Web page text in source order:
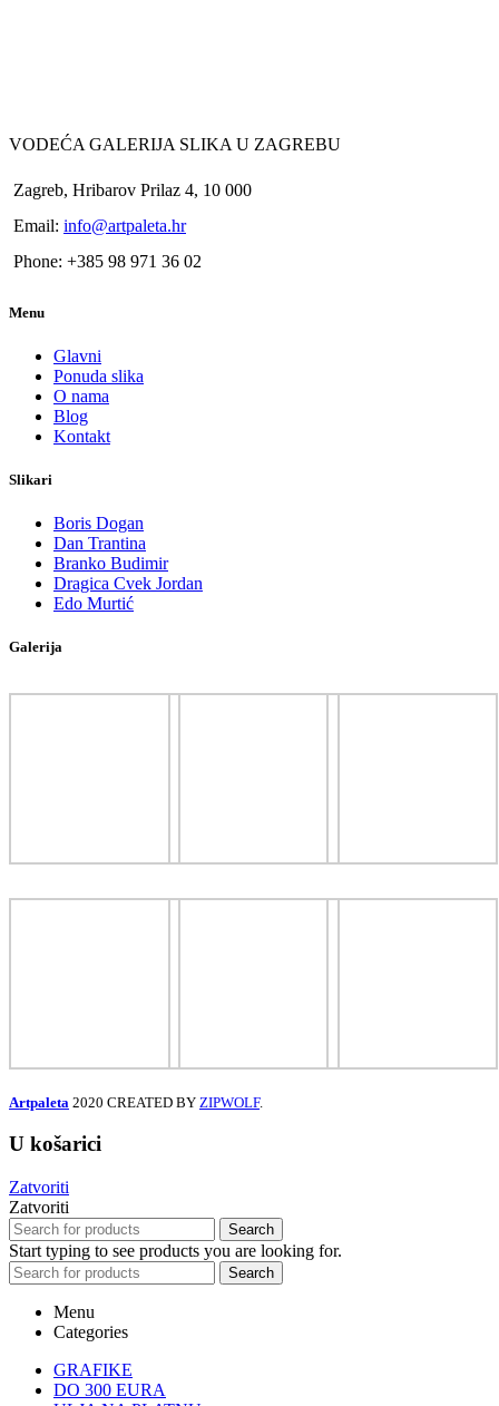
VODEĆA GALERIJA SLIKA U ZAGREBU
Zagreb, Hribarov Prilaz 4, 10 000
Email: info@artpaleta.hr
Phone: +385 98 971 36 02
Menu
Glavni
Ponuda slika
O nama
Blog
Kontakt
Slikari
Boris Dogan
Dan Trantina
Branko Budimir
Dragica Cvek Jordan
Edo Murtić
Galerija
Artpaleta 2020 CREATED BY ZIPWOLF.
U košarici
Zatvoriti
Zatvoriti
Search
Start typing to see products you are looking for.
Search
Menu
Categories
GRAFIKE
DO 300 EURA